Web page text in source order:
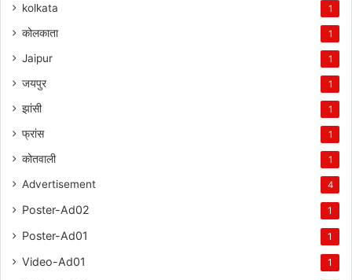
kolkata 1
कोलकाता 1
Jaipur 1
जयपुर 1
झांसी 1
फ्रांस 1
कोतवाली 1
Advertisement 4
Poster-Ad02 1
Poster-Ad01 1
Video-Ad01 1